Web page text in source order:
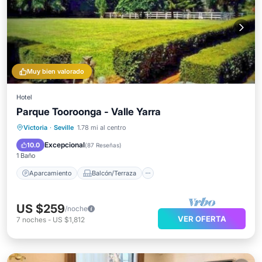
Muy bien valorado
Hotel
Parque Tooroonga - Valle Yarra
Victoria · Seville 1.78 mi al centro
10.0 Excepcional(87 Reseñas)
1 Baño
Aparcamiento Balcón/Terraza
Aparcamiento
Cocina
Aire acondicionado
US $259/noche
7 noches - US $1,812 VER OFERTA